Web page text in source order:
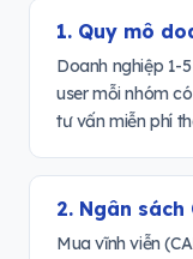
1. Quy mô
Doanh nghiệp 1-
user mỗi nhóm
tư vấn miễn phí
2. Ngân sách
Mua vĩnh viễn